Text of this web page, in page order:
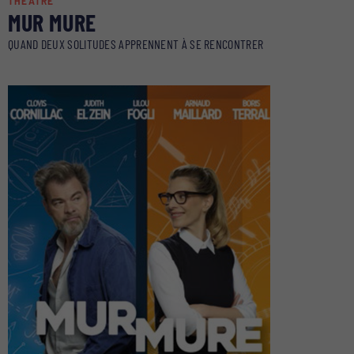
MUR MURE
QUAND DEUX SOLITUDES APPRENNENT À SE RENCONTRER